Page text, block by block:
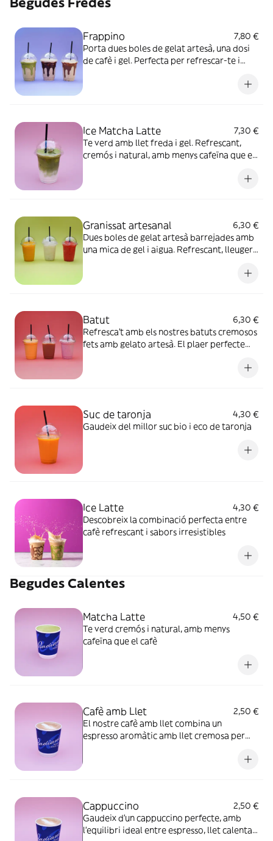
Frappino
7,80 €
Porta dues boles de gelat artesà, una dosi
de cafè i gel. Perfecta per refrescar-te i
Ice Matcha Latte
7,30 €
Te verd amb llet freda i gel. Refrescant,
cremós i natural, amb menys cafeïna que el
Granissat artesanal
6,30 €
Dues boles de gelat artesà barrejades amb
una mica de gel i aigua. Refrescant, lleuger i
Batut
6,30 €
Refresca’t amb els nostres batuts cremosos
fets amb gelato artesà. El plaer perfecte
Suc de taronja
4,30 €
Gaudeix del millor suc bio i eco de taronja
Ice Latte
4,30 €
Descobreix la combinació perfecta entre
cafè refrescant i sabors irresistibles
Begudes Calentes
Matcha Latte
4,50 €
Te verd cremós i natural, amb menys
cafeïna que el cafè
Cafè amb Llet
2,50 €
El nostre cafè amb llet combina un
espresso aromàtic amb llet cremosa per
perfecta per començar el dia o gaudir en
Cappuccino
2,50 €
Gaudeix d’un cappuccino perfecte, amb
l’equilibri ideal entre espresso, llet calenta i